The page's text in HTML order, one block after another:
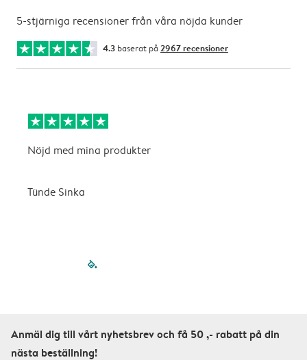
5-stjärniga recensioner från våra nöjda kunder
4.3 baserat på 2967 recensioner
Nöjd med mina produkter
Tünde Sinka
filled-pagination
Anmäl dig till vårt nyhetsbrev och få 50 ,- rabatt på din
nästa beställning!